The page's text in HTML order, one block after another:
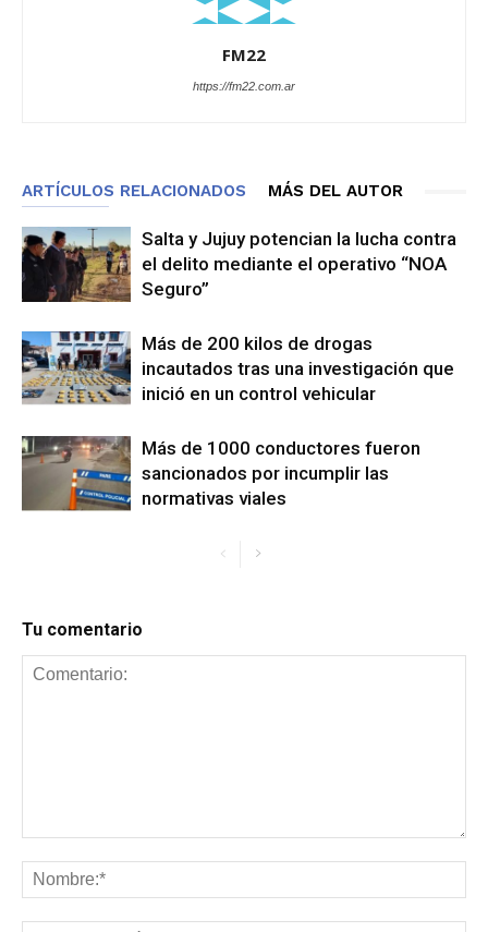
FM22
https://fm22.com.ar
ARTÍCULOS RELACIONADOS MÁS DEL AUTOR
Salta y Jujuy potencian la lucha contra
el delito mediante el operativo “NOA
Seguro”
Más de 200 kilos de drogas
incautados tras una investigación que
inició en un control vehicular
Más de 1000 conductores fueron
sancionados por incumplir las
normativas viales
Tu comentario